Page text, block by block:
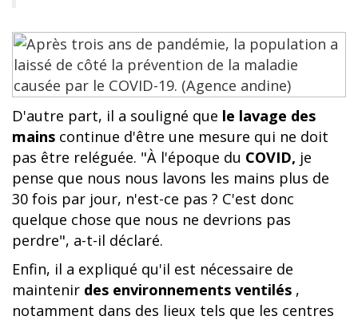
D'autre part, il a souligné que le lavage des
mains continue d'être une mesure qui ne doit
pas être reléguée. "À l'époque du COVID, je
pense que nous nous lavons les mains plus de
30 fois par jour, n'est-ce pas ? C'est donc
quelque chose que nous ne devrions pas
perdre", a-t-il déclaré.
Enfin, il a expliqué qu'il est nécessaire de
maintenir des environnements ventilés ,
notamment dans des lieux tels que les centres